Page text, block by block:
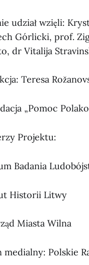
udział wzięli:
Górlicki, prof.
dr Vitalija
Teresa
„Pomoc
Projektu:
Badania
Historii Litwy
Miasta Wilna
medialny: Polskie